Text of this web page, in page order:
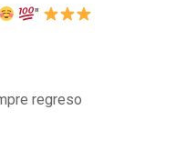
"
regreso